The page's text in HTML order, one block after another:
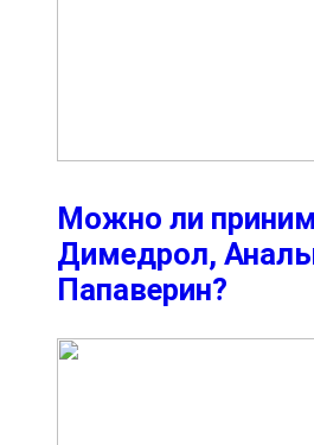
Можно ли
Димедрол,
Папаверин?